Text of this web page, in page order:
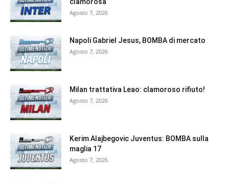
Agosto 7, 2026
Napoli Gabriel Jesus, BOMBA di mercato
Agosto 7, 2026
Milan trattativa Leao: clamoroso rifiuto!
Agosto 7, 2026
Kerim Alajbegovic Juventus: BOMBA sulla
maglia 17
Agosto 7, 2026